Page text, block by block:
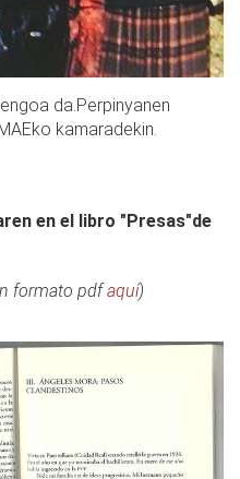
da.Perpinyanen
kamaradekin.
en el libro "Presas"de
formato pdfaquí)